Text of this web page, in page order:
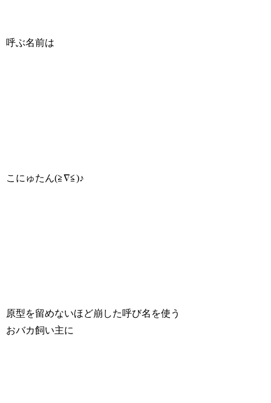
呼ぶ名前は
こにゅたん(≧∇≦)♪
原型を留めないほど崩した呼び名を使う
おバカ飼い主に